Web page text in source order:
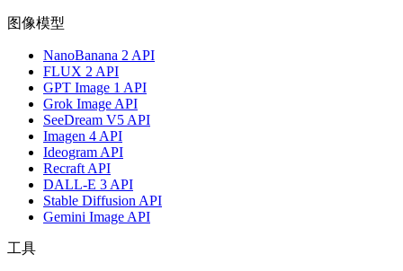
图像模型
NanoBanana 2 API
FLUX 2 API
GPT Image 1 API
Grok Image API
SeeDream V5 API
Imagen 4 API
Ideogram API
Recraft API
DALL-E 3 API
Stable Diffusion API
Gemini Image API
工具